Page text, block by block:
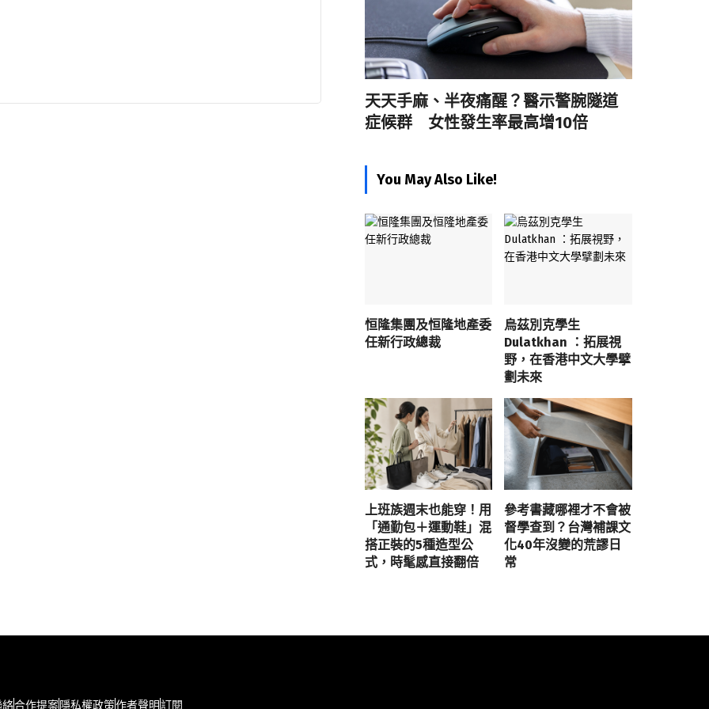
天天手麻、半夜痛醒？醫示警腕隧道
症候群 女性發生率最高增10倍
You May Also Like!
恒隆集團及恒隆地產委
任新行政總裁
烏茲別克學生
Dulatkhan ：拓展視
野，在香港中文大學擘
劃未來
上班族週末也能穿！用
「通勤包＋運動鞋」混
搭正裝的5種造型公
式，時髦感直接翻倍
參考書藏哪裡才不會被
督學查到？台灣補課文
化40年沒變的荒謬日
常
絡合作提案隱私權政策作者聲明訂閱